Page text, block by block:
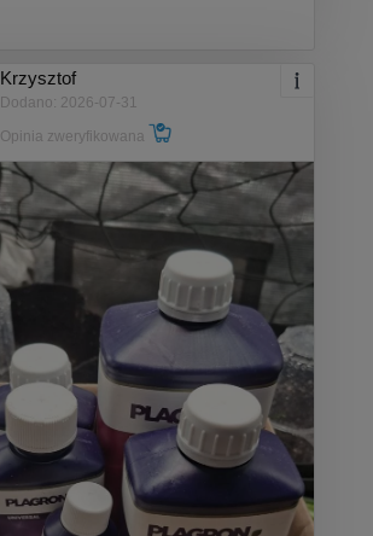
Krzysztof
Dodano: 2026-07-31
Opinia zweryfikowana